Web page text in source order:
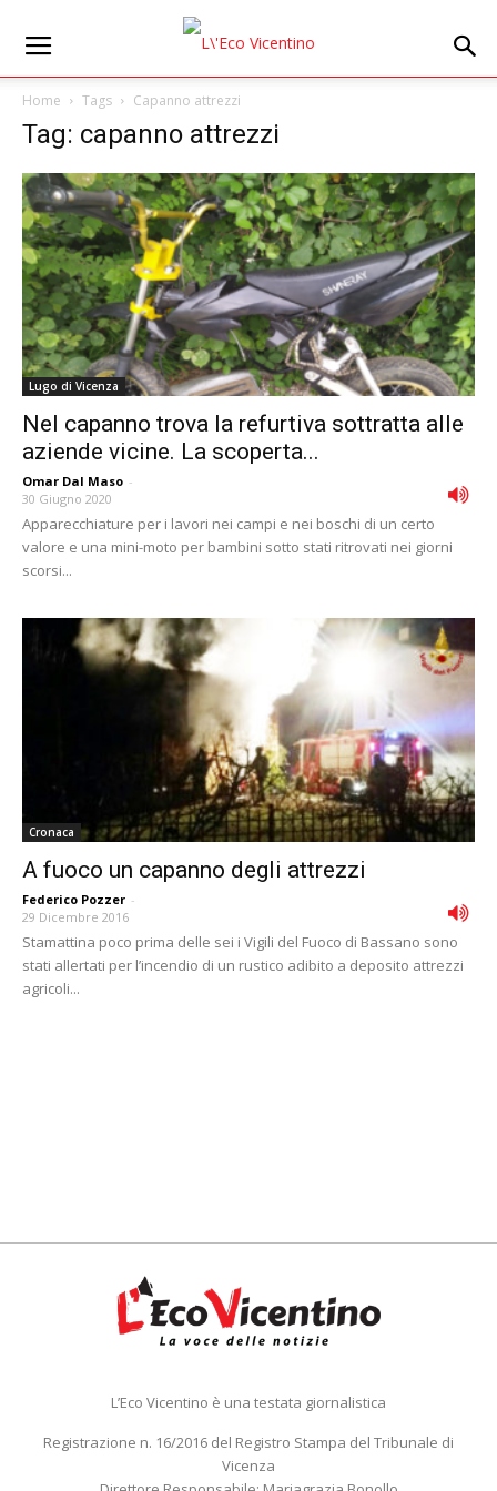
Home Tags Capanno attrezzi
Tag: capanno attrezzi
Lugo di Vicenza
Nel capanno trova la refurtiva sottratta alle
aziende vicine. La scoperta...
Omar Dal Maso -
30 Giugno 2020
Apparecchiature per i lavori nei campi e nei boschi di un certo
valore e una mini-moto per bambini sotto stati ritrovati nei giorni
scorsi...
Cronaca
A fuoco un capanno degli attrezzi
Federico Pozzer -
29 Dicembre 2016
Stamattina poco prima delle sei i Vigili del Fuoco di Bassano sono
stati allertati per l’incendio di un rustico adibito a deposito attrezzi
agricoli...
L’Eco Vicentino è una testata giornalistica
Registrazione n. 16/2016 del Registro Stampa del Tribunale di
Vicenza